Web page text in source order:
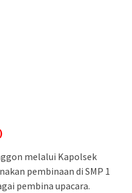
melalui Kapolsek
pembinaan di SMP 1
pembina upacara.